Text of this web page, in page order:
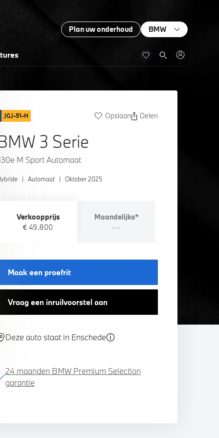
Plan uw onderhoud BMW
JGJ-51-H Opslaan Delen
3 Serie
M Sport Automaat
| Automaat | Oktober 2025
Verkoopprijs
€ 49.800
Maandelijks*
---
Maak een proefrit
Vraag een inruilvoorstel aan
Deze auto staat in Enschede
24 maanden BMW Premium Selection
garantie